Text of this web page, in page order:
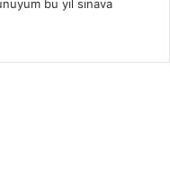
bu yıl sınava